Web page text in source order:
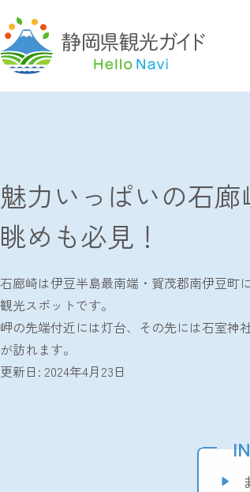
リ
ス
ト
魅力いっぱいの石
眺めも必見！
石廊崎は伊豆半島最南端・賀茂郡南伊豆町
観光スポットです。
岬の先端付近には灯台、その先には石室神
が訪れます。
更新日: 2024年4月23日